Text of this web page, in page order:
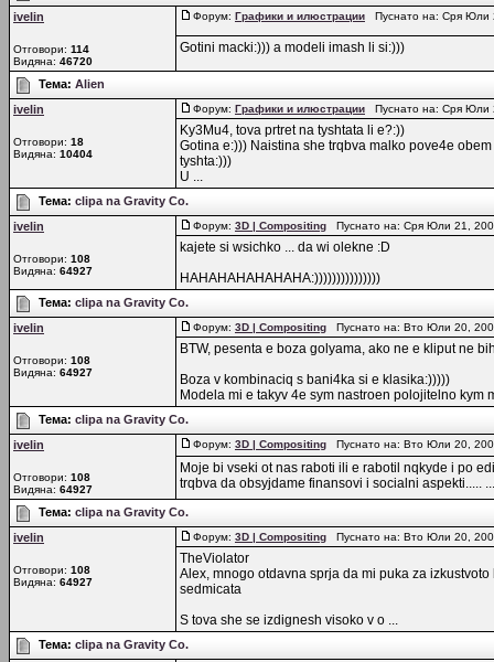
ivelin
Отговори: 114
Видяна: 46720
Форум: Графики и илюстрации Пуснато на: Сря Юли
Gotini macki:))) a modeli imash li si:)))
Тема: Alien
ivelin
Отговори: 18
Видяна: 10404
Форум: Графики и илюстрации Пуснато на: Сря Юли
Ky3Mu4, tova prtret na tyshtata li e?:))
Gotina e:))) Naistina she trqbva malko pove4e
tyshta:)))
U ...
Тема: clipa na Gravity Co.
ivelin
Отговори: 108
Видяна: 64927
Форум: 3D | Compositing Пуснато на: Сря Юли 21,
kajete si wsichko ... da wi olekne :D
HAHAHAHAHAHAHA:)))))))))))))))
Тема: clipa na Gravity Co.
ivelin
Отговори: 108
Видяна: 64927
Форум: 3D | Compositing Пуснато на: Вто Юли 20,
BTW, pesenta e boza golyama, ako ne e kliput ne
Boza v kombinaciq s bani4ka si e klasika:)))))
Modela mi e takyv 4e sym nastroen polojitelno kym
Тема: clipa na Gravity Co.
ivelin
Отговори: 108
Видяна: 64927
Форум: 3D | Compositing Пуснато на: Вто Юли 20,
Moje bi vseki ot nas raboti ili e rabotil nqkyde i po
trqbva da obsyjdame finansovi i socialni aspekti..... ...
Тема: clipa na Gravity Co.
ivelin
Отговори: 108
Видяна: 64927
Форум: 3D | Compositing Пуснато на: Вто Юли 20,
TheViolator
Alex, mnogo otdavna sprja da mi puka za
sedmicata
S tova she se izdignesh visoko v o ...
Тема: clipa na Gravity Co.